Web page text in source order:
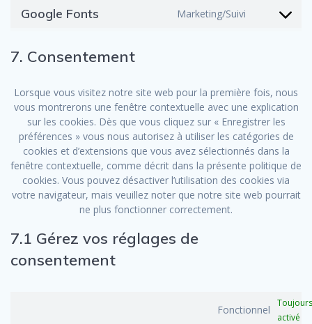
service
Google Fonts Marketing/Suivi
Consent
7. Consentement
Lorsque vous visitez notre site web pour la première fois, nous
vous montrerons une fenêtre contextuelle avec une explication
sur les cookies. Dès que vous cliquez sur « Enregistrer les
préférences » vous nous autorisez à utiliser les catégories de
cookies et d’extensions que vous avez sélectionnés dans la
fenêtre contextuelle, comme décrit dans la présente politique de
cookies. Vous pouvez désactiver l’utilisation des cookies via
votre navigateur, mais veuillez noter que notre site web pourrait
ne plus fonctionner correctement.
7.1 Gérez vos réglages de
consentement
Fonctionnel
Toujours
activé